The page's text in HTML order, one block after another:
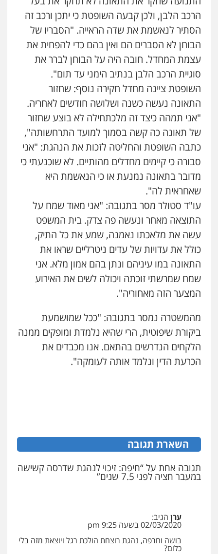
הרכב הלבן, ולכן קבעה השופטת כי יתכן ורכב זה
הסתיר לנאשמת את שדה הראייה. "הסבריו של
הבוחן לא הסברים הם ואין בהם כדי להפחית את
עצמת המחדל. חובה היה על הבוחן לברר את
סוגיית הרכב הלבן בנתיב הימני עד תום".
השופטת ציינה מחדל חקירה נוסף: שחזור
התאונה נעשה כשנה ושלושה חודשים לאחריה.
"אני תמהה כיצד זה מלכתחילה לא בוצע שחזור
של תאונה כה קשה בסמוך למועד התרחשותה",
כתבה השופטת והחליטה לזכות את הנהגת: "אני
סבורה כי קיימים מחדלים מהותיים. לא שוכנעתי כי
מדובר בתאונה נמנעת או כי הנאשמת היא
שאחראית לה".
עו"ד סטולר מסר בתגובה: "אני מאוד שמח על
התוצאה מאחר ונעשה פה צדק. בית המשפט
עשה את מלאכתו נאמנה, שמע את כל התיק,
כולל את עדויות של עדים ניטרליים שראו את
התאונה במו עיניהם ונתן בהם אמון מלא. אני
שמח שמרשתי זוכתה ויכולה לשים את האירוע
המצער הזה מאחוריה".
מהמשטרה נמסר בתגובה: "ככל שמושמעת
ביקורת שיפוטית, הרי שהיא נלמדת ומופקים ממנה
הלקחים הנדרשים בהתאם. אנו מכבדים את
הכרעת הדין ונלמד אותה לעומקה".
השארת תגובה
תגובה אחת על “חיפה: זיכוי לנהגת שדרסה קשישה
במעבר חציה לפני 7.5 שנים”
ערן הגיב:
02/03/2020 בשעה 9:25 pm
בושה וחרפה, נהגת רוצחת הולכת רגל ויוצאת מזה בלי
כלום?
עורך דין תמיר אלטיט
פלילי תעבורה
0545577862
עו"ד אריה פטר
לשעבר סגן מנהל המחלקה הפלילית
בפרקליטות המדינה
0506217994
עו"ד יאיר בן סימון
פלילי תעבורה אזרחי נזיקין ביטוח
0505719060
שחר לדובסקי, עו"ד
פלילי מעצרים וחקירות עבירות המתה עורכי
דין לענייני אסירים
0507913332
עו"ד שלומי שרון
פלילי צבאי מעצרים וחקירות
0547342002
משפט פלילי פשיעה חמורה פלילי
0524282442
עו"ד זוהר ארבל
0544218336
עורך דין תמיר אלטיט
עו"ד אריה פטר
לשעבר סגן מנהל המחלקה הפלילית
בפרקליטות המדינה